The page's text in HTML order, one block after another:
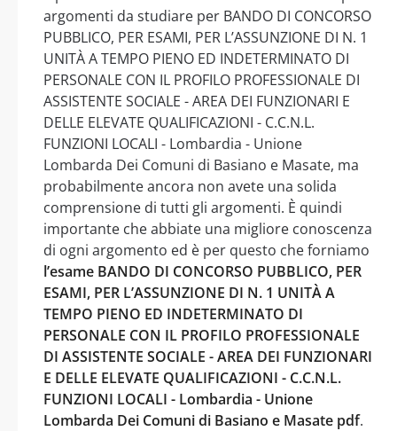
argomenti da studiare per BANDO DI CONCORSO
PUBBLICO, PER ESAMI, PER L’ASSUNZIONE DI N. 1
UNITÀ A TEMPO PIENO ED INDETERMINATO DI
PERSONALE CON IL PROFILO PROFESSIONALE DI
ASSISTENTE SOCIALE - AREA DEI FUNZIONARI E
DELLE ELEVATE QUALIFICAZIONI - C.C.N.L.
FUNZIONI LOCALI - Lombardia - Unione
Lombarda Dei Comuni di Basiano e Masate, ma
probabilmente ancora non avete una solida
comprensione di tutti gli argomenti. È quindi
importante che abbiate una migliore conoscenza
di ogni argomento ed è per questo che forniamo
l’esame BANDO DI CONCORSO PUBBLICO, PER
ESAMI, PER L’ASSUNZIONE DI N. 1 UNITÀ A
TEMPO PIENO ED INDETERMINATO DI
PERSONALE CON IL PROFILO PROFESSIONALE
DI ASSISTENTE SOCIALE - AREA DEI FUNZIONARI
E DELLE ELEVATE QUALIFICAZIONI - C.C.N.L.
FUNZIONI LOCALI - Lombardia - Unione
Lombarda Dei Comuni di Basiano e Masate pdf.